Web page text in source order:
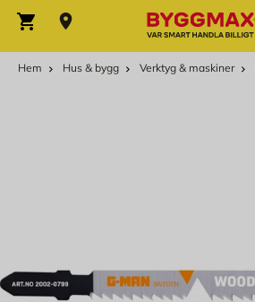
Varukorg
Hem Hus & bygg Verktyg & maskiner